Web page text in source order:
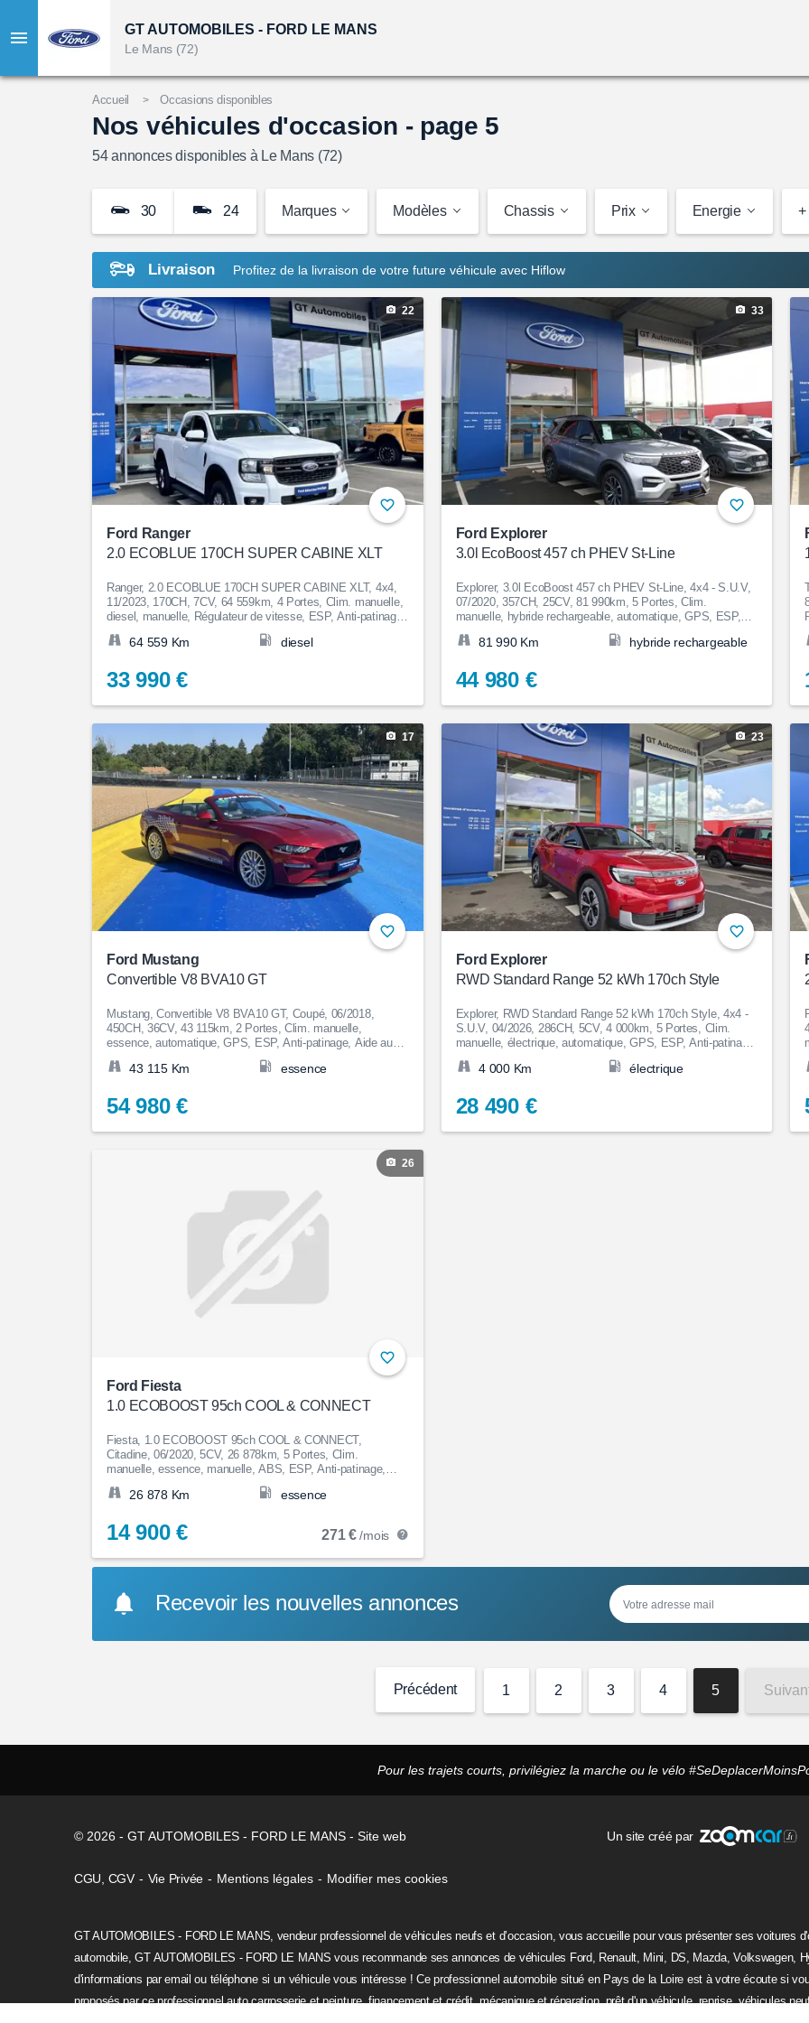
GT AUTOMOBILES - FORD LE MANS
Le Mans (72)
Accueil Occasions disponibles
Nos véhicules d'occasion - page 5
54annonces disponibles à Le Mans (72)
30 24 Marques Modèles Chassis Prix Energie +
Livraison Profitez de la livraison de votre future véhicule avec Hiflow
22
Ford Ranger
2.0 ECOBLUE 170CH SUPER CABINE XLT
Ranger, 2.0 ECOBLUE 170CH SUPER CABINE XLT, 4x4,
11/2023, 170CH, 7CV, 64 559km, 4 Portes, Clim. manuelle,
diesel, manuelle, Régulateur de vitesse, ESP, Anti-patinage,
Aide au Stationnement, Bluetooth, Couleur Blanc, 33 990€
64 559 Km diesel
33 990 €
33
Ford Explorer
3.0l EcoBoost 457 ch PHEV St-Line
Explorer, 3.0l EcoBoost 457 ch PHEV St-Line, 4x4 - S.U.V,
07/2020, 357CH, 25CV, 81 990km, 5 Portes, Clim.
manuelle, hybride rechargeable, automatique, GPS, ESP,
Anti-patinage, Aide au Stationnement, Bluetooth, Couleur
Gris clair, 44 980€
81 990 Km hybride rechargeable
44 980 €
17
Ford Mustang
Convertible V8 BVA10 GT
Mustang, Convertible V8 BVA10 GT, Coupé, 06/2018,
450CH, 36CV, 43 115km, 2 Portes, Clim. manuelle,
essence, automatique, GPS, ESP, Anti-patinage, Aide au
Stationnement, Bluetooth, Jantes en alliage, Couleur Rouge,
Garantie 12 mois, 54 980€
43 115 Km essence
54 980 €
23
Ford Explorer
RWD Standard Range 52 kWh 170ch Style
Explorer, RWD Standard Range 52 kWh 170ch Style, 4x4 -
S.U.V, 04/2026, 286CH, 5CV, 4 000km, 5 Portes, Clim.
manuelle, électrique, automatique, GPS, ESP, Anti-patinage,
Aide au Stationnement, Bluetooth, Couleur Rouge, 28 490€
Prime CEE de 3500€ déduite
4 000 Km électrique
28 490 €
26
Ford Fiesta
1.0 ECOBOOST 95ch COOL & CONNECT
Fiesta, 1.0 ECOBOOST 95ch COOL & CONNECT,
Citadine, 06/2020, 5CV, 26 878km, 5 Portes, Clim.
manuelle, essence, manuelle, ABS, ESP, Anti-patinage,
Bluetooth, Couleur Blanc, Garantie 12 mois, 14 900€
26 878 Km essence
14 900 € 271 €/mois
Recevoir les nouvelles annonces
Précédent 1 2 3 4 5
Pour les trajets courts, privilégiez la marche ou le vélo
© 2026 - GT AUTOMOBILES - FORD LE MANS - Site web Un site créé par
CGU CGV - Vie Privée - Mentions légales - Modifier mes cookies
GT AUTOMOBILES - FORD LE MANS, vendeur professionnel de véhicules neufs et d’occasion, vous accueille pour vous présenter ses voitures
automobile, GT AUTOMOBILES - FORD LE MANS vous recommande ses annonces de véhicules Ford, Renault, Mini, DS, Mazda, Volkswagen,
d'informations par email ou téléphone si un véhicule vous intéresse ! Ce professionnel automobile situé en Pays de la Loire est à votre écoute si
proposés par ce professionnel auto carrosserie et peinture, financement et crédit, mécanique et réparation, prêt d'un véhicule, reprise, véhicules